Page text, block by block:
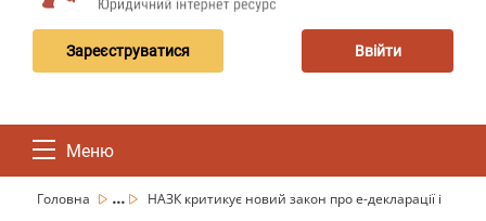
Зареєструватися Ввійти
Меню
Головна ...
НАЗК критикує новий закон про е-декларації і